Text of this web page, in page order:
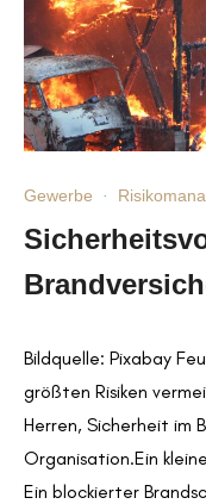
Gewerbe ·
Bildquelle: Pixabay
größten Risiken
Herren, Sicherheit im
Organisation.Ein
Ein blockierter